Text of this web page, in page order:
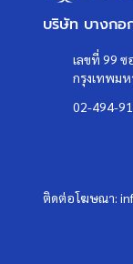
บริษัท บางกอ
เลขที่ 99 ซ
กรุงเทพม
02-494-
ติดต่อโฆษณา: